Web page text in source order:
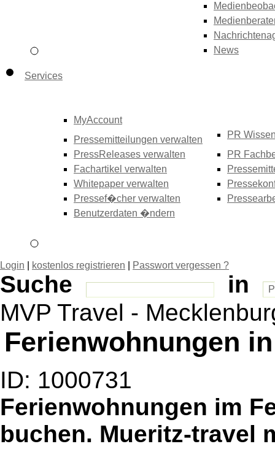
News
Services
MyAccount
Pressemitteilungen verwalten
PressReleases verwalten
Fachartikel verwalten
Whitepaper verwalten
Pressef�cher verwalten
Benutzerdaten �ndern
PR
PR
Login kostenlos registrieren Passwort vergessen ?
Suche
in
MVP Travel -
Ferienwohnungen
ID: 1000731
Ferienwohnungen im
buchen. Mueritz-travel